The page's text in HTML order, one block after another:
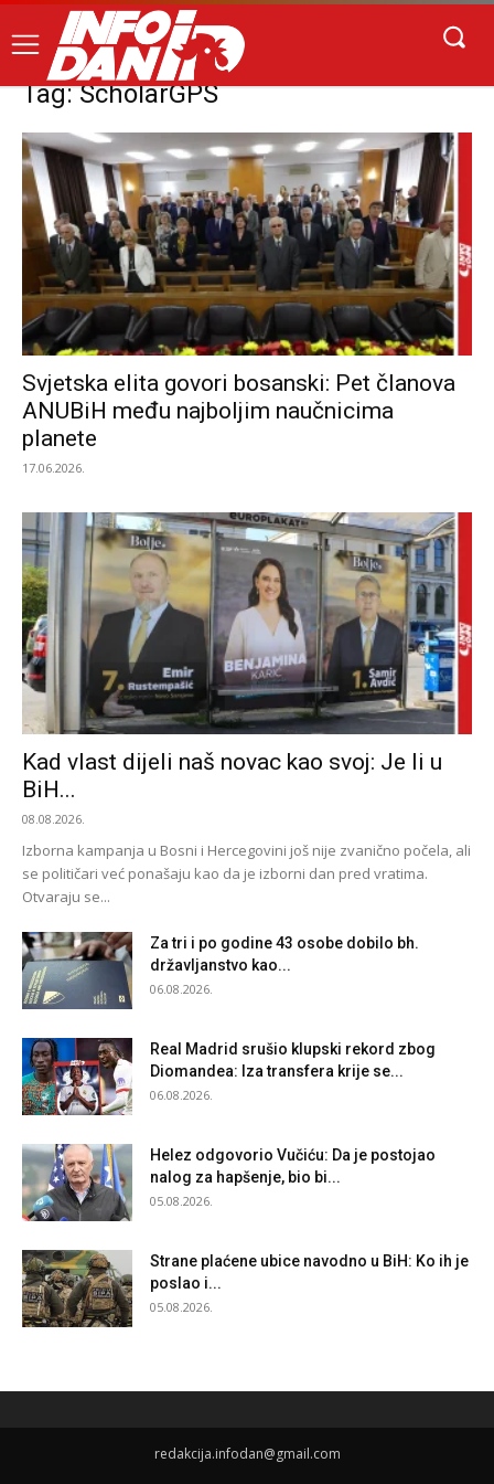
Tag: ScholarGPS
Svjetska elita govori bosanski: Pet članova
ANUBiH među najboljim naučnicima
planete
17.06.2026.
Kad vlast dijeli naš novac kao svoj: Je li u
BiH...
08.08.2026.
Izborna kampanja u Bosni i Hercegovini još nije zvanično počela, ali
se političari već ponašaju kao da je izborni dan pred vratima.
Otvaraju se...
Za tri i po godine 43 osobe dobilo bh.
državljanstvo kao...
06.08.2026.
Real Madrid srušio klupski rekord zbog
Diomandea: Iza transfera krije se...
06.08.2026.
Helez odgovorio Vučiću: Da je postojao
nalog za hapšenje, bio bi...
05.08.2026.
Strane plaćene ubice navodno u BiH: Ko ih je
poslao i...
05.08.2026.
redakcija.infodan@gmail.com